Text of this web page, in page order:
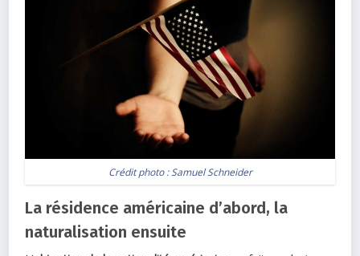
Crédit photo :Samuel Schneider
La résidence américaine d’abord, la
naturalisation ensuite